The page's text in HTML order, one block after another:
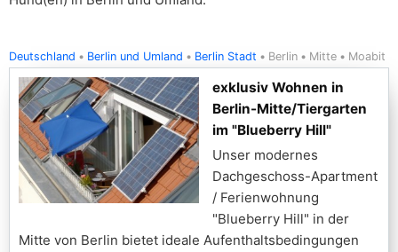
Deutschland Berlin und Umland Berlin Stadt Berlin Mitte Moabit
exklusiv Wohnen in
Berlin-Mitte/Tiergarten
im "Blueberry Hill"
Unser modernes
Dachgeschoss-Apartment
/ Ferienwohnung
"Blueberry Hill" in der
Mitte von Berlin bietet ideale Aufenthaltsbedingungen